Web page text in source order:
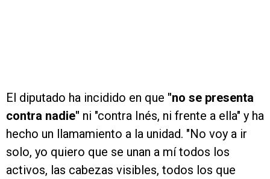
El diputado ha incidido en que "no se presenta
contra nadie" ni "contra Inés, ni frente a ella" y ha
hecho un llamamiento a la unidad. "No voy a ir
solo, yo quiero que se unan a mí todos los
activos, las cabezas visibles, todos los que